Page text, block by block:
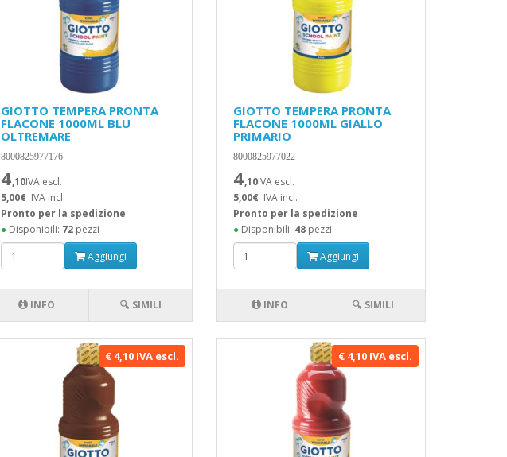
GIOTTO TEMPERA PRONTA
FLACONE 1000ML BLU
OLTREMARE
8000825977176
4,10IVA escl.
5,00€ IVA incl.
Pronto per la spedizione
●Disponibili: 72pezzi
Aggiungi
INFO 🔍 SIMILI
GIOTTO TEMPERA PRONTA
FLACONE 1000ML GIALLO
PRIMARIO
8000825977022
4,10IVA escl.
5,00€ IVA incl.
Pronto per la spedizione
● Disponibili: 48 pezzi
Aggiungi
INFO 🔍 SIMILI
€ 4,10 IVA escl. € 4,10 IVA escl.